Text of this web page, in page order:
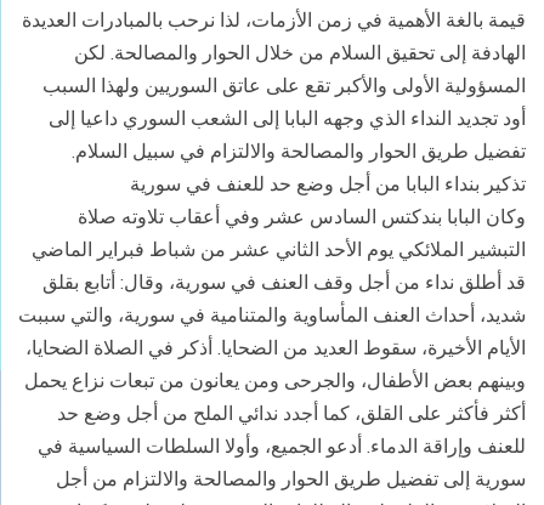
قيمة بالغة الأهمية في زمن الأزمات، لذا نرحب بالمبادرات العديدة
الهادفة إلى تحقيق السلام من خلال الحوار والمصالحة. لكن
المسؤولية الأولى والأكبر تقع على عاتق السوريين ولهذا السبب
أود تجديد النداء الذي وجهه البابا إلى الشعب السوري داعيا إلى
تفضيل طريق الحوار والمصالحة والالتزام في سبيل السلام.
تذكير بنداء البابا من أجل وضع حد للعنف في سورية
وكان البابا بندكتس السادس عشر وفي أعقاب تلاوته صلاة
التبشير الملائكي يوم الأحد الثاني عشر من شباط فبراير الماضي
قد أطلق نداء من أجل وقف العنف في سورية، وقال: أتابع بقلق
شديد، أحداث العنف المأساوية والمتنامية في سورية، والتي سببت
الأيام الأخيرة، سقوط العديد من الضحايا. أذكر في الصلاة الضحايا،
وبينهم بعض الأطفال، والجرحى ومن يعانون من تبعات نزاع يحمل
أكثر فأكثر على القلق، كما أجدد ندائي الملح من أجل وضع حد
للعنف وإراقة الدماء. أدعو الجميع، وأولا السلطات السياسية في
سورية إلى تفضيل طريق الحوار والمصالحة والالتزام من أجل